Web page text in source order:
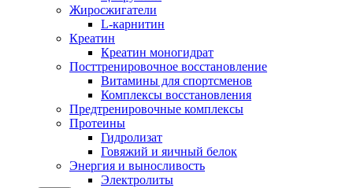
Жиросжигатели
L-карнитин
Креатин
Креатин моногидрат
Посттренировочное восстановление
Витамины для спортсменов
Комплексы восстановления
Предтренировочные комплексы
Протеины
Гидролизат
Говяжий и яичный белок
Энергия и выносливость
Электролиты